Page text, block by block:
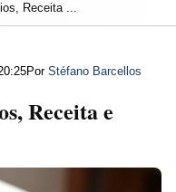
Receita ...
Por Stéfano Barcellos
Receita e